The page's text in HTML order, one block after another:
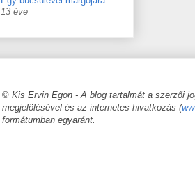
13 éve
© Kis Ervin Egon - A blog tartalmát a szerzői
megjelölésével és az internetes hivatkozás (
formátumban egyaránt.